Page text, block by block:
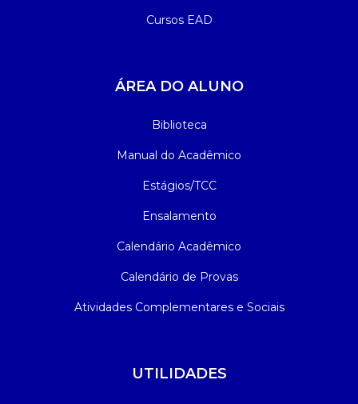
Cursos EAD
ÁREA DO ALUNO
Biblioteca
Manual do Acadêmico
Estágios/TCC
Ensalamento
Calendário Acadêmico
Calendário de Provas
Atividades Complementares e Sociais
UTILIDADES